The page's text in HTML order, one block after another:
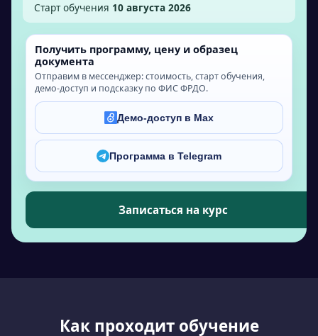
Старт обучения 10 августа 2026
Получить программу, цену и образец
документа
Отправим в мессенджер: стоимость, старт обучения,
демо-доступ и подсказку по ФИС ФРДО.
Демо-доступ в Max
Программа в Telegram
Записаться на курс
Как проходит обучение